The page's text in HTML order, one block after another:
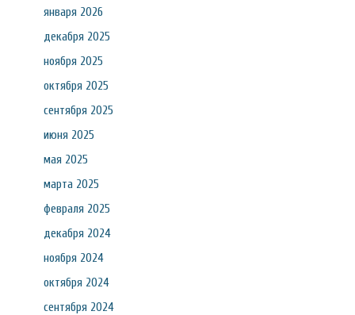
января 2026
декабря 2025
ноября 2025
октября 2025
сентября 2025
июня 2025
мая 2025
марта 2025
февраля 2025
декабря 2024
ноября 2024
октября 2024
сентября 2024